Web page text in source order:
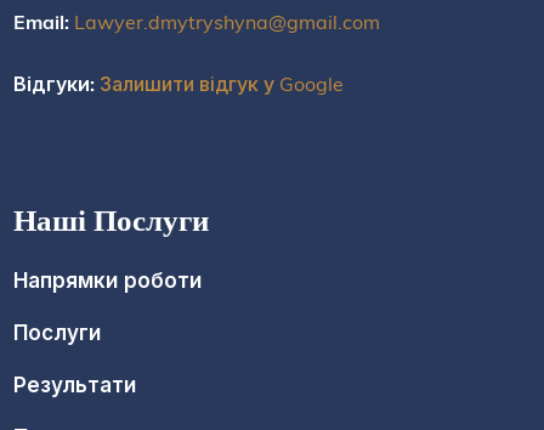
Email: Lawyer.dmytryshyna@gmail.com
Відгуки: Залишити відгук у Google
Наші Послуги
Напрямки роботи
Послуги
Результати